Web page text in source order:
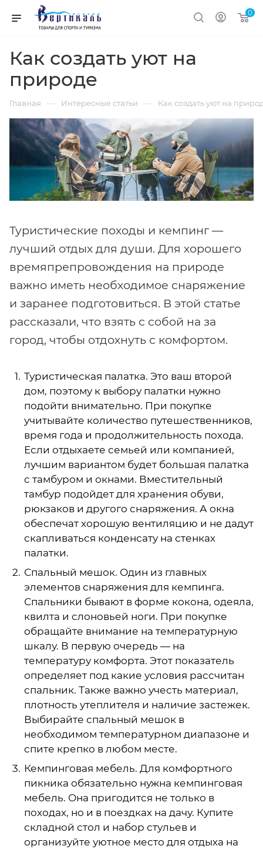
0
Как создать уют на
природе
Главная — Интересные статьи — Как создать уют на
Туристические походы и кемпинг —
лучший отдых для души. Для хорошего
времяпрепровождения на природе
важно иметь необходимое снаряжение
и заранее подготовиться. В этой статье
рассказали, что взять с собой на за
город, чтобы отдохнуть с комфортом.
Туристическая палатка. Это ваш второй
дом, поэтому к выбору палатки нужно
подойти внимательно. При покупке
учитывайте количество путешественников,
время года и продолжительность похода.
Если отдыхаете семьей или компанией,
лучшим вариантом будет большая палатка
с тамбуром и окнами. Вместительный
тамбур подойдет для хранения обуви,
рюкзаков и другого снаряжения. А окна
обеспечат хорошую вентиляцию и не дадут
скапливаться конденсату на стенках
палатки.
Спальный мешок. Один из главных
элементов снаряжения для кемпинга.
Спальники бывают в форме кокона, одеяла,
квилта и слоновьей ноги. При покупке
обращайте внимание на температурную
шкалу. В первую очередь — на
температуру комфорта. Этот показатель
определяет под какие условия рассчитан
спальник. Также важно учесть материал,
плотность утеплителя и наличие застежек.
Выбирайте спальный мешок в
необходимом температурном диапазоне и
спите крепко в любом месте.
Кемпинговая мебель. Для комфортного
пикника обязательно нужна кемпинговая
мебель. Она пригодится не только в
походах, но и в поездках на дачу. Купите
складной стол и набор стульев и
организуйте уютное место для отдыха на